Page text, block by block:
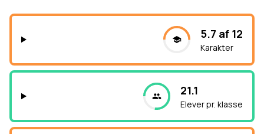
5.7 af 12
Karakter
21.1
Elever pr. klasse